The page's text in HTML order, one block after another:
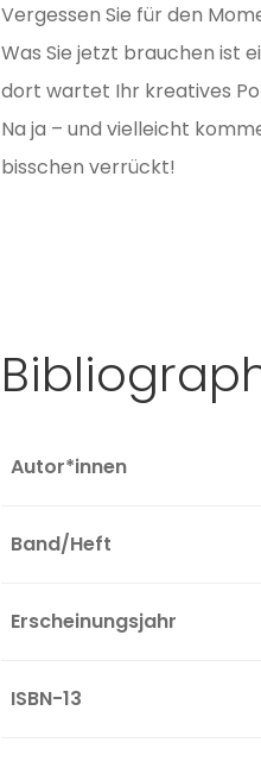
Vergessen Sie für den
Was Sie jetzt brauchen ist
dort wartet Ihr kreatives
Na ja – und vielleicht
bisschen verrückt!
Autor*innen
Band/Heft
Erscheinungsjahr
ISBN-13